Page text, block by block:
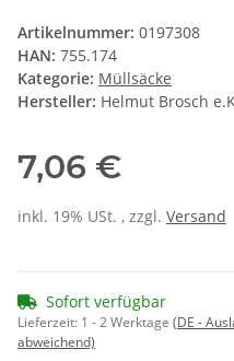
Artikelnummer: 0197308
HAN: 755.174
Kategorie: Müllsäcke
Hersteller: Helmut Brosch
7,06 €
inkl. 19% USt. , zzgl. Versand
Sofort verfügbar
Lieferzeit: 1 - 2 Werktage (DE -
abweichend)